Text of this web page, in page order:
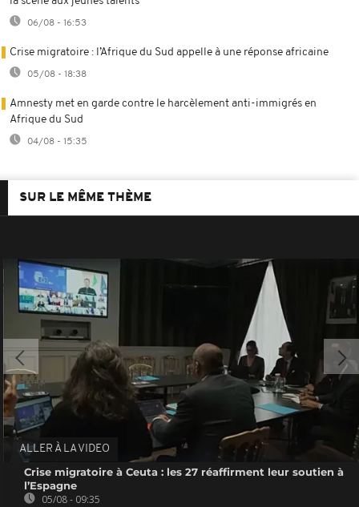
06/08 - 16:53
Crise migratoire : l’Afrique du Sud appelle à une réponse africaine
05/08 - 18:38
Amnesty met en garde contre le harcèlement anti-immigrés en
Afrique du Sud
04/08 - 15:35
SUR LE MÊME THÈME
ALLER À LA VIDEO
Crise migratoire à Ceuta : les 27 réaffirment leur soutien à
l’Espagne
05/08 - 09:35